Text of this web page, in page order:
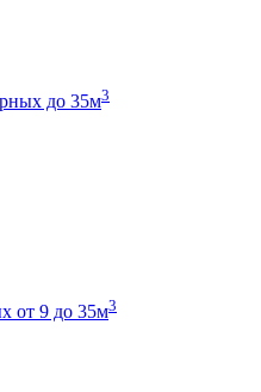
до 35м3
от 9 до 35м3